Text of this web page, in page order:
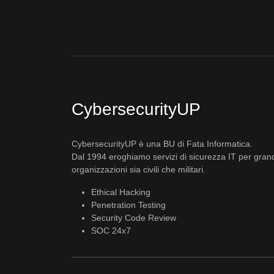
CybersecurityUP
CybersecurityUP è una BU di Fata Informatica.
Dal 1994 eroghiamo servizi di sicurezza IT per
organizzazioni sia civili che militari.
Ethical Hacking
Penetration Testing
Security Code Review
SOC 24x7